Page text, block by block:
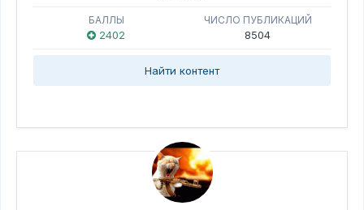
БАЛЛЫ
2402
ЧИСЛО ПУБЛИКАЦИЙ
8504
Найти контент